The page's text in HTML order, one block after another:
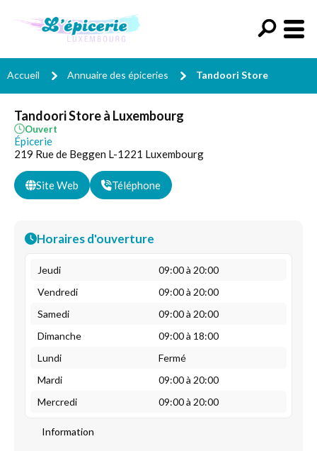
Accueil Annuaire des épiceries Tandoori Store
Tandoori Store à Luxembourg
Ouvert
Épicerie
219 Rue de Beggen L-1221 Luxembourg
Site Web Téléphone
Horaires d'ouverture
Jeudi
09:00 à 20:00
Vendredi
09:00 à 20:00
Samedi
09:00 à 20:00
Dimanche
09:00 à 18:00
Lundi
Fermé
Mardi
09:00 à 20:00
Mercredi
09:00 à 20:00
Information